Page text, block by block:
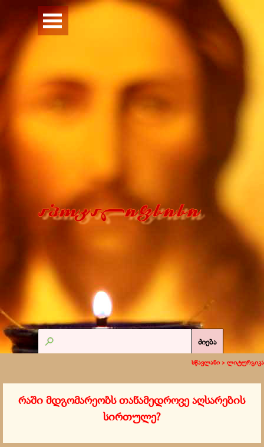
Перейти к контенту
Пропустить меню
ძიება
სწავლანი > ლიტურგიკა
რაში მდგომარეობს თანამედროვე აღსარების
სირთულე?